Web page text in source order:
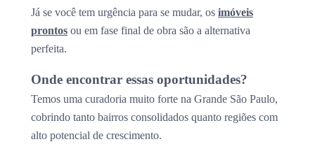
Já se você tem urgência para se mudar, os imóveis
prontos ou em fase final de obra são a alternativa
perfeita.
Onde encontrar essas oportunidades?
Temos uma curadoria muito forte na Grande São Paulo,
cobrindo tanto bairros consolidados quanto regiões com
alto potencial de crescimento.